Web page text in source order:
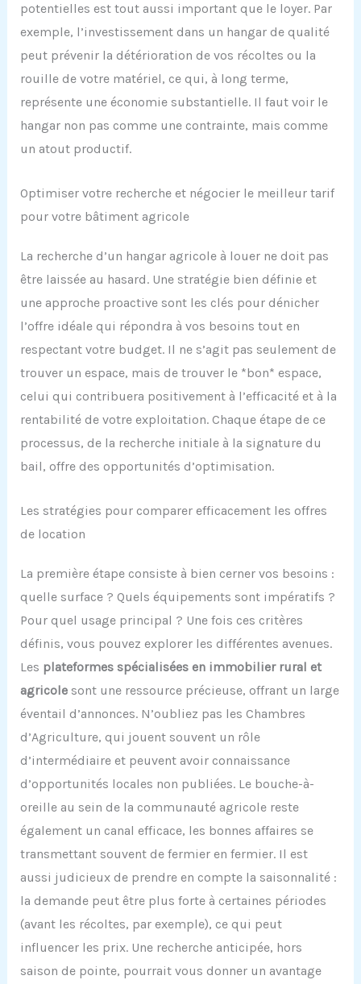
potentielles est tout aussi important que le loyer. Par
exemple, l’investissement dans un hangar de qualité
peut prévenir la détérioration de vos récoltes ou la
rouille de votre matériel, ce qui, à long terme,
représente une économie substantielle. Il faut voir le
hangar non pas comme une contrainte, mais comme
un atout productif.
Optimiser votre recherche et négocier le meilleur tarif
pour votre bâtiment agricole
La recherche d’un hangar agricole à louer ne doit pas
être laissée au hasard. Une stratégie bien définie et
une approche proactive sont les clés pour dénicher
l’offre idéale qui répondra à vos besoins tout en
respectant votre budget. Il ne s’agit pas seulement de
trouver un espace, mais de trouver le *bon* espace,
celui qui contribuera positivement à l’efficacité et à la
rentabilité de votre exploitation. Chaque étape de ce
processus, de la recherche initiale à la signature du
bail, offre des opportunités d’optimisation.
Les stratégies pour comparer efficacement les offres
de location
La première étape consiste à bien cerner vos besoins :
quelle surface ? Quels équipements sont impératifs ?
Pour quel usage principal ? Une fois ces critères
définis, vous pouvez explorer les différentes avenues.
Les plateformes spécialisées en immobilier rural et
agricolesont une ressource précieuse, offrant un large
éventail d’annonces. N’oubliez pas les Chambres
d’Agriculture, qui jouent souvent un rôle
d’intermédiaire et peuvent avoir connaissance
d’opportunités locales non publiées. Le bouche-à-
oreille au sein de la communauté agricole reste
également un canal efficace, les bonnes affaires se
transmettant souvent de fermier en fermier. Il est
aussi judicieux de prendre en compte la saisonnalité :
la demande peut être plus forte à certaines périodes
(avant les récoltes, par exemple), ce qui peut
influencer les prix. Une recherche anticipée, hors
saison de pointe, pourrait vous donner un avantage